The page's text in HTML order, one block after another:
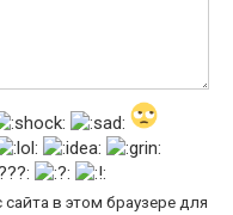
в этом браузере для